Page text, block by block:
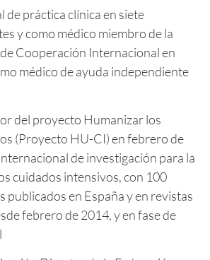
de práctica clínica en siete
y como médico miembro de la
Cooperación Internacional en
médico de ayuda independiente
del proyecto Humanizar los
(Proyecto HU-CI) en febrero de
de investigación para la
cuidados intensivos, con 100
publicados en España y en revistas
febrero de 2014, y en fase de